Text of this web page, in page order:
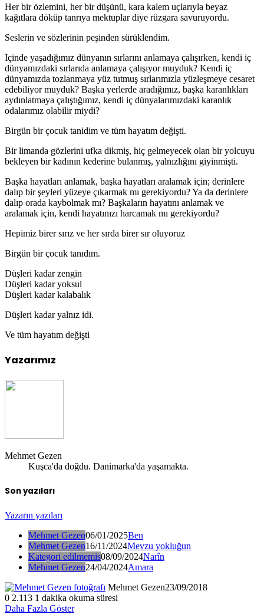
Her bir özlemini, her bir düşünü, kara kalem uçlarıyla beyaz
kağıtlara döküp tanrıya mektuplar diye rüzgara savuruyordu.
Seslerin ve sözlerinin peşinden sürüklendim.
Içinde yaşadığımız dünyanın sırlarını anlamaya çalışırken, kendi iç
dünyamızdaki sırlarıda anlamaya çalışıyor muyduk? Kendi iç
dünyamızda tozlanmaya yüz tutmuş sırlarımızla yüzleşmeye cesaret
edebiliyor muyduk? Başka yerlerde aradığımız, başka karanlıkları
aydınlatmaya çalıştığımız, kendi iç dünyalarımızdaki karanlık
odalarımız olabilir miydi?
Birgün bir çocuk tanidim ve tüm hayatım değişti.
Bir limanda gözlerini ufka dikmiş, hiç gelmeyecek olan bir yolcuyu
bekleyen bir kadının kederine bulanmış, yalnızlığını giyinmişti.
Başka hayatları anlamak, başka hayatları aralamak için; derinlere
dalıp bir şeyleri yüzeye çıkarmak mı gerekiyordu? Ya da derinlere
dalıp orada kaybolmak mı? Başkaların hayatını anlamak ve
aralamak için, kendi hayatınızı harcamak mı gerekiyordu?
Hepimiz birer sırız ve her sırda birer sır oluyoruz
Birgün bir çocuk tanıdım.
Düşleri kadar zengin
Düşleri kadar yoksul
Düşleri kadar kalabalık
Düşleri kadar yalnız idi.
Ve tüm hayatım değişti
Yazarımız
Mehmet Gezen
Kuşca'da doğdu. Danimarka'da yaşamakta.
Son yazıları
Yazarın yazıları
Mehmet Gezen06/01/2025Ben
Mehmet Gezen16/11/2024Mevzu yokluğun
Kategori edilmemis08/09/2024Narîn
Mehmet Gezen24/04/2024Amara
Mehmet Gezen23/09/2018
0 2.113 1 dakika okuma süresi
Daha Fazla Göster